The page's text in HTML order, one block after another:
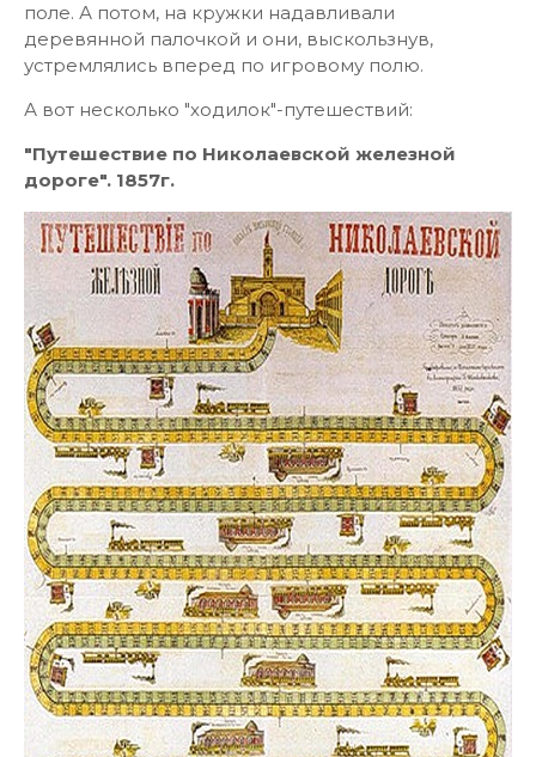
поле. А потом, на кружки надавливали
деревянной палочкой и они, выскользнув,
устремлялись вперед по игровому полю.
А вот несколько "ходилок"-путешествий:
"Путешествие по Николаевской железной
дороге". 1857г.